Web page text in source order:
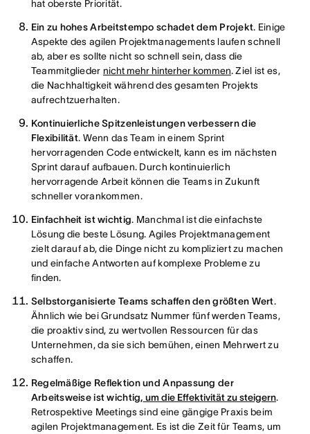
hat oberste Priorität.
Ein zu hohes Arbeitstempo schadet dem Projekt. Einige
Aspekte des agilen Projektmanagements laufen schnell
ab, aber es sollte nicht so schnell sein, dass die
Teammitglieder nicht mehr hinterher kommen. Ziel ist es,
die Nachhaltigkeit während des gesamten Projekts
aufrechtzuerhalten.
Kontinuierliche Spitzenleistungen verbessern die
Flexibilität. Wenn das Team in einem Sprint
hervorragenden Code entwickelt, kann es im nächsten
Sprint darauf aufbauen. Durch kontinuierlich
hervorragende Arbeit können die Teams in Zukunft
schneller vorankommen.
Einfachheit ist wichtig. Manchmal ist die einfachste
Lösung die beste Lösung. Agiles Projektmanagement
zielt darauf ab, die Dinge nicht zu kompliziert zu machen
und einfache Antworten auf komplexe Probleme zu
finden.
Selbstorganisierte Teams schaffen den größten Wert.
Ähnlich wie bei Grundsatz Nummer fünf werden Teams,
die proaktiv sind, zu wertvollen Ressourcen für das
Unternehmen, da sie sich bemühen, einen Mehrwert zu
schaffen.
Regelmäßige Reflektion und Anpassung der
Arbeitsweise ist wichtig, um die Effektivität zu steigern.
Retrospektive Meetings sind eine gängige Praxis beim
agilen Projektmanagement. Es ist die Zeit für Teams, um